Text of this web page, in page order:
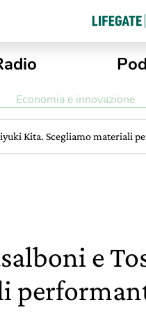
Economia e innovazione
Kita. Scegliamo materiali
e